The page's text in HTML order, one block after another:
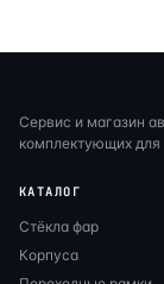
Сервис и магазин
комплектующих для
КАТАЛОГ
Стёкла фар
Корпуса